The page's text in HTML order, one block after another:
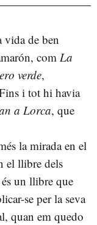
vida de ben
com La
verde,
i tot hi havia
a Lorca, que
la mirada en el
el llibre dels
un llibre que
se per la seva
quan em quedo